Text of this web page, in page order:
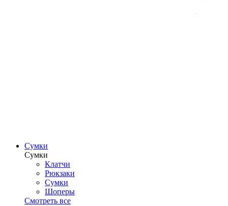
Сумки
Сумки
Клатчи
Рюкзаки
Сумки
Шоперы
Смотреть все